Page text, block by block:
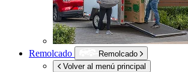
Remolcado
Remolcado
Volver al menú principal